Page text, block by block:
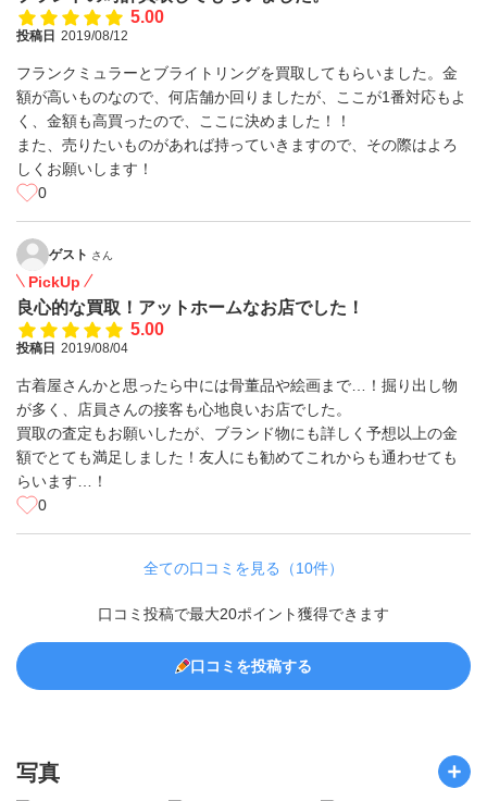
5.00
投稿日 2019/08/12
フランクミュラーとブライトリングを買取してもらいました。金
額が高いものなので、何店舗か回りましたが、ここが1番対応もよ
く、金額も高買ったので、ここに決めました！！
また、売りたいものがあれば持っていきますので、その際はよろ
しくお願いします！
0
ゲスト さん
PickUp
良心的な買取！アットホームなお店でした！
5.00
投稿日 2019/08/04
古着屋さんかと思ったら中には骨董品や絵画まで…！掘り出し物
が多く、店員さんの接客も心地良いお店でした。
買取の査定もお願いしたが、ブランド物にも詳しく予想以上の金
額でとても満足しました！友人にも勧めてこれからも通わせても
らいます…！
0
全ての口コミを見る（10件）
口コミ投稿で最大20ポイント獲得できます
口コミを投稿する
写真